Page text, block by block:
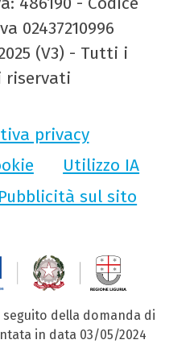
02437210996
(V3) - Tutti i
privacy
Utilizzo IA
Pubblicità sul sito
seguito della domanda di
in data 03/05/2024